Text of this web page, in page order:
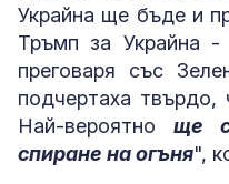
Украйна ще бъде и
Тръмп за Украйна
преговаря със
подчертаха твърдо,
Най-вероятноще
спиране на огъня",